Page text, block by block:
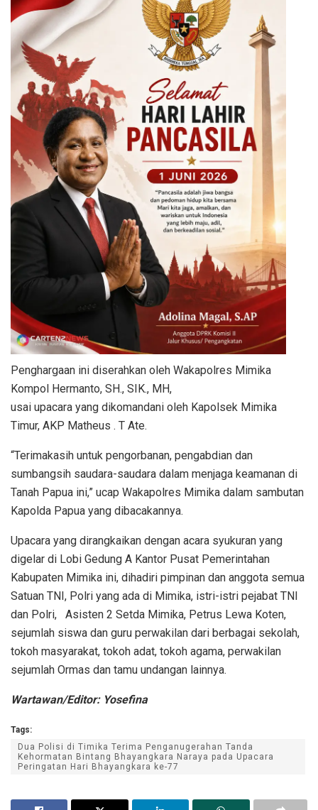
Penghargaan ini diserahkan oleh Wakapolres Mimika
Kompol Hermanto, SH., SIK., MH,
usai upacara yang dikomandani oleh Kapolsek Mimika
Timur, AKP Matheus . T Ate.
“Terimakasih untuk pengorbanan, pengabdian dan
sumbangsih saudara-saudara dalam menjaga keamanan di
Tanah Papua ini,” ucap Wakapolres Mimika dalam sambutan
Kapolda Papua yang dibacakannya.
Upacara yang dirangkaikan dengan acara syukuran yang
digelar di Lobi Gedung A Kantor Pusat Pemerintahan
Kabupaten Mimika ini, dihadiri pimpinan dan anggota semua
Satuan TNI, Polri yang ada di Mimika, istri-istri pejabat TNI
dan Polri, Asisten 2 Setda Mimika, Petrus Lewa Koten,
sejumlah siswa dan guru perwakilan dari berbagai sekolah,
tokoh masyarakat, tokoh adat, tokoh agama, perwakilan
sejumlah Ormas dan tamu undangan lainnya.
Wartawan/Editor: Yosefina
Tags:
Dua Polisi di Timika Terima Penganugerahan Tanda
Kehormatan Bintang Bhayangkara Naraya pada Upacara
Peringatan Hari Bhayangkara ke-77